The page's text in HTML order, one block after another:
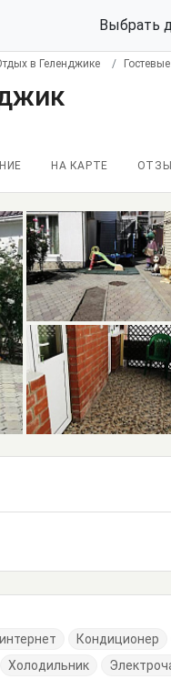
Выбрать
в Геленджике
НА КАРТЕ
Кондиционер
Холодильник